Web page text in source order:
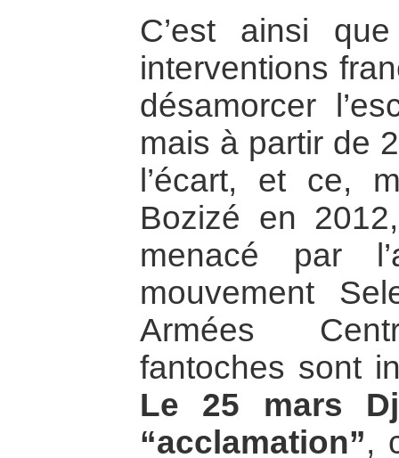
C’est ainsi
interventions
désamorcer
mais à partir de
l’écart, et ce,
Bozizé en
menacé par
mouvement
Armées
fantoches sont
Le 25 mars
“acclamation”,